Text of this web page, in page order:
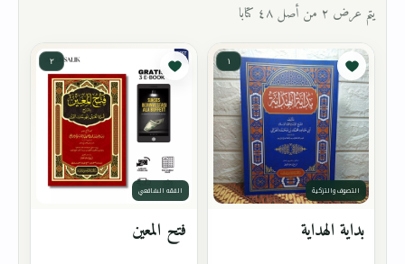
يتم عرض ٢ من أصل ٤٨ كتابا
١
التصوف والتزكية
بداية الهداية
٢
الفقه الشافعي
فتح المعين